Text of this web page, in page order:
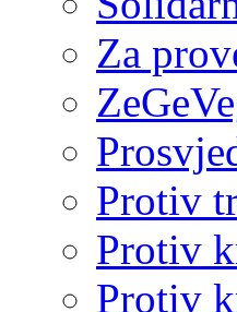
Za
Protiv
Protiv
Protiv